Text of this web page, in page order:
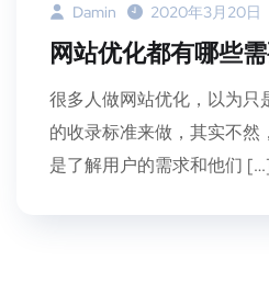
Damin 2020年3月20日
网站优化都有哪些
很多人做网站优化，以为只
的收录标准来做，其实不然
是了解用户的需求和他们